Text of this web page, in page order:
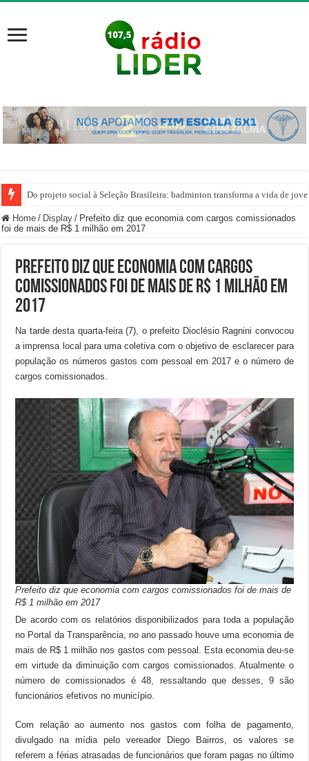
Do projeto social à Seleção Brasileira: badminton transforma a vida de
Home / Display / Prefeito diz que economia com cargos comissionados
foi de mais de R$ 1 milhão em 2017
Prefeito diz que economia com cargos
comissionados foi de mais de R$ 1 milhão em
2017
Na tarde desta quarta-feira (7), o prefeito Dioclésio Ragnini convocou
a imprensa local para uma coletiva com o objetivo de esclarecer para
população os números gastos com pessoal em 2017 e o número de
cargos comissionados.
Prefeito diz que economia com cargos comissionados foi de mais de
R$ 1 milhão em 2017
De acordo com os relatórios disponibilizados para toda a população
no Portal da Transparência, no ano passado houve uma economia de
mais de R$ 1 milhão nos gastos com pessoal. Esta economia deu-se
em virtude da diminuição com cargos comissionados. Atualmente o
número de comissionados é 48, ressaltando que desses, 9 são
funcionários efetivos no município.
Com relação ao aumento nos gastos com folha de pagamento,
divulgado na mídia pelo vereador Diego Bairros, os valores se
referem a férias atrasadas de funcionários que foram pagas no último